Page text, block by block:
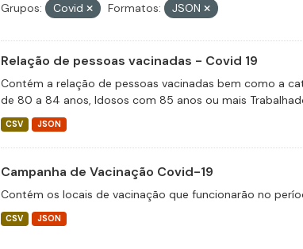
Grupos:
Covid Formatos: JSON
Relação de pessoas vacinadas - Covid 19
Contém a relação de pessoas vacinadas bem como a
de 80 a 84 anos, Idosos com 85 anos ou mais
CSV JSON
Campanha de Vacinação Covid-19
Contém os locais de vacinação que funcionarão no
CSV JSON